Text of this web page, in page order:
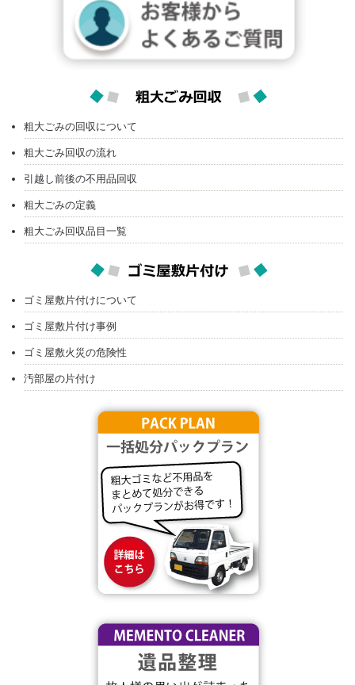
粗大ごみの回収について
粗大ごみ回収の流れ
引越し前後の不用品回収
粗大ごみの定義
粗大ごみ回収品目一覧
ゴミ屋敷片付けについて
ゴミ屋敷片付け事例
ゴミ屋敷火災の危険性
汚部屋の片付け